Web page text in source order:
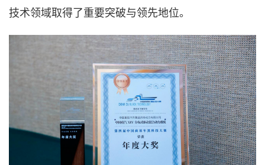
技术领域取得了重要突破与领先地位。